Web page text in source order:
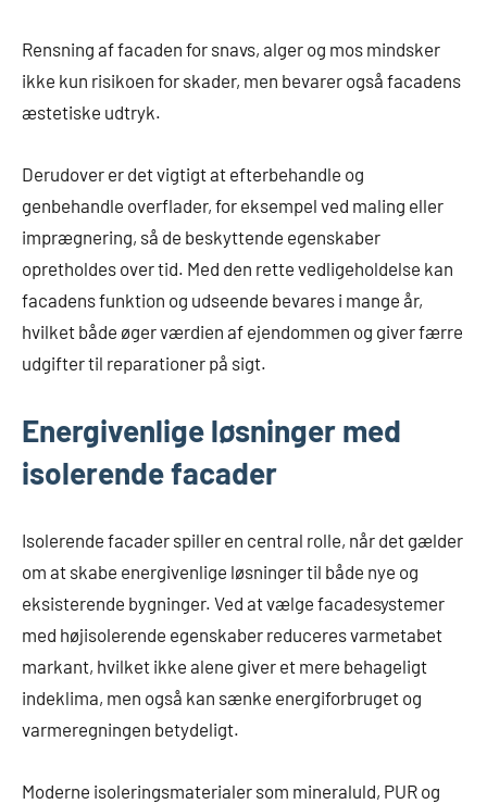
Rensning af facaden for snavs, alger og mos mindsker
ikke kun risikoen for skader, men bevarer også facadens
æstetiske udtryk.
Derudover er det vigtigt at efterbehandle og
genbehandle overflader, for eksempel ved maling eller
imprægnering, så de beskyttende egenskaber
opretholdes over tid. Med den rette vedligeholdelse kan
facadens funktion og udseende bevares i mange år,
hvilket både øger værdien af ejendommen og giver færre
udgifter til reparationer på sigt.
Energivenlige løsninger med
isolerende facader
Isolerende facader spiller en central rolle, når det gælder
om at skabe energivenlige løsninger til både nye og
eksisterende bygninger. Ved at vælge facadesystemer
med højisolerende egenskaber reduceres varmetabet
markant, hvilket ikke alene giver et mere behageligt
indeklima, men også kan sænke energiforbruget og
varmeregningen betydeligt.
Moderne isoleringsmaterialer som mineraluld, PUR og